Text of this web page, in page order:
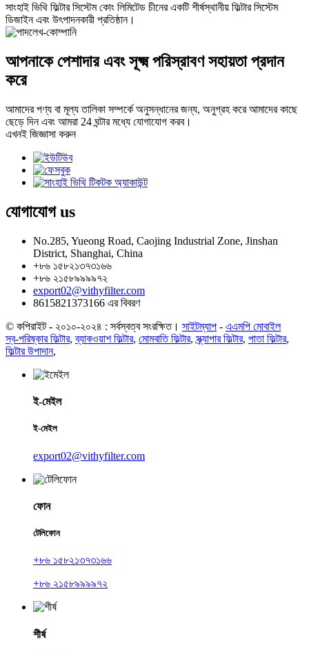
সাংহাই ভিথি ফিল্টার সিস্টেম কোং লিমিটেড চীনের একটি শীর্ষস্থানীয় ফিল্টার সিস্টেম
ডিজাইন এবং উৎপাদনকারী প্রতিষ্ঠান।
আপনাকে পেশাদার এবং সূক্ষ্ম পরিস্রাবণ সহায়তা প্রদান
করে
আমাদের পণ্য বা মূল্য তালিকা সম্পর্কে অনুসন্ধানের জন্য, অনুগ্রহ করে আমাদের কাছে
ছেড়ে দিন এবং আমরা 24 ঘন্টার মধ্যে যোগাযোগ করব।
এখনই জিজ্ঞাসা করুন
যোগাযোগus
No.285, Yueong Road, Caojing Industrial Zone, Jinshan
District, Shanghai, China
+৮৬ ১৫৮২১৩৭৩১৬৬
+৮৬ ২১৫৮৯৯৯৯৭২
export02@vithyfilter.com
8615821373166 এর বিবরণ
© কপিরাইট - ২০১০-২০২৪ : সর্বস্বত্ব সংরক্ষিত। সাইটম্যাপ - এএমপি মোবাইল
স্ব-পরিষ্কার ফিল্টার,ব্যাকওয়াশ ফিল্টার, মোমবাতি ফিল্টার,স্ক্র্যাপার ফিল্টার, পাতা ফিল্টার,
ফিল্টার উপাদান,
ই-মেইল
ই-মেইল
export02@vithyfilter.com
ফোন
টেলিফোন
+৮৬ ১৫৮২১৩৭৩১৬৬
+৮৬ ২১৫৮৯৯৯৯৭২
শীর্ষ